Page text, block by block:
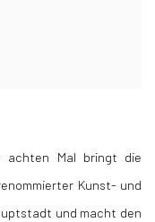
achten Mal bringt die
Kunst- und
und macht den